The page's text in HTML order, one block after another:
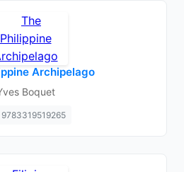
Archipelago
Boquet
9783319519265